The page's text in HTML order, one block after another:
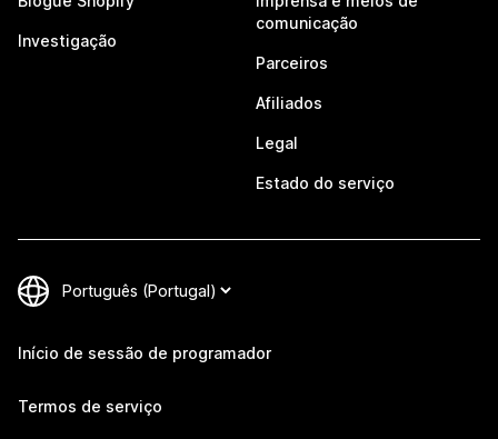
Investigação
comunicação
Parceiros
Afiliados
Legal
Estado do serviço
Início de sessão de programador
Termos de serviço